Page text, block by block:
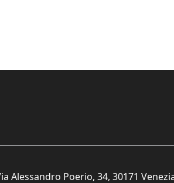
Alessandro Poerio, 34, 30171